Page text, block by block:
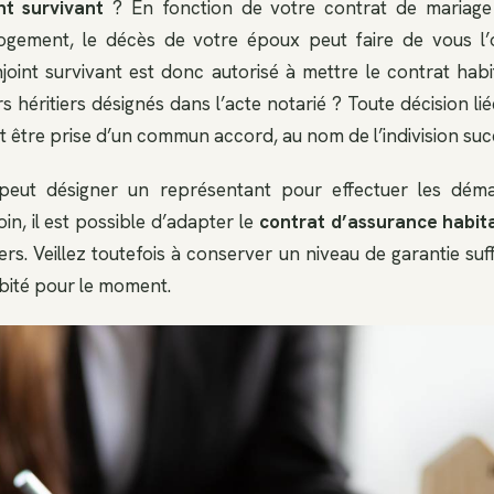
survivant ? En fonction de votre contrat de
le décès de votre époux peut faire de vous
survivant est donc autorisé à mettre le contrat
héritiers désignés dans l’acte notarié ? Toute décision
prise d’un commun accord, au nom de l’indivision
désigner un représentant pour effectuer les
il est possible d’adapter le contrat d’assurance
Veillez toutefois à conserver un niveau de garantie
pour le moment.